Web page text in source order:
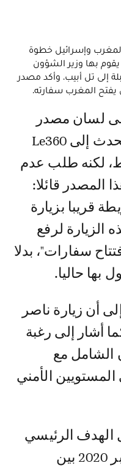
وإسرائيل خطوة
يقوم بها وزير الشؤون
إلى تل أبيب. وأكد مصدر
يفتح المغرب سفارته.
حكومي إسرائيلي، الذي تحدث إلى Le360
لكنه طلب عدم
المصدر قائلا:
قريبا بزيارة
الزيارة لرفع
سفارات"، بدلا
بها حاليا.
أن زيارة ناصر
أشار إلى رغبة
الشامل مع
الأمني
الهدف الرئيسي
للاتفاقية الموقعة في دجنبر 2020 بين